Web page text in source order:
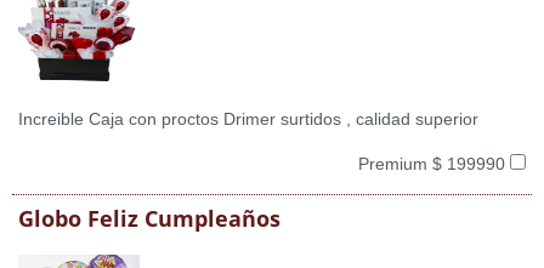
Increible Caja con proctos Drimer surtidos , calidad superior
Premium $ 199990
Globo Feliz Cumpleaños